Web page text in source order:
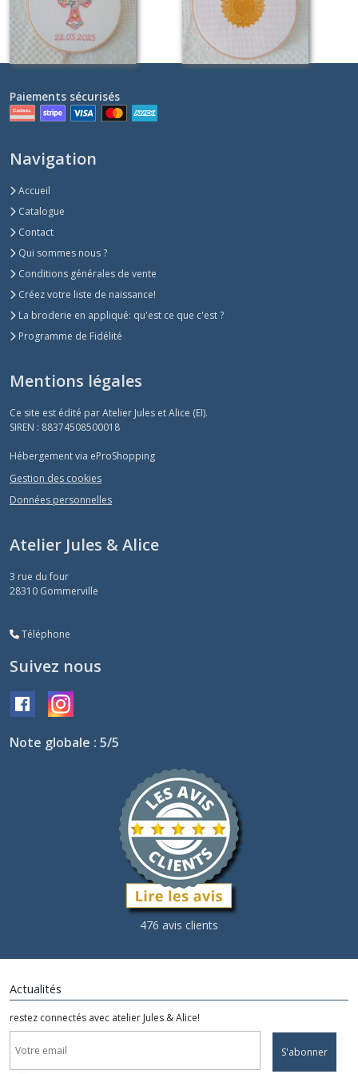
Paiements sécurisés
Navigation
Accueil
Catalogue
Contact
Qui sommes nous ?
Conditions générales de vente
Créez votre liste de naissance!
La broderie en appliqué: qu'est ce que c'est ?
Programme de Fidélité
Mentions légales
Ce site est édité par Atelier Jules et Alice (EI).
SIREN : 88374508500018
Hébergement via eProShopping
Gestion des cookies
Données personnelles
Atelier Jules & Alice
3 rue du four
28310 Gommerville
Téléphone
Suivez nous
Note globale : 5/5
476 avis clients
Actualités
restez connectés avec atelier Jules & Alice!
S'abonner